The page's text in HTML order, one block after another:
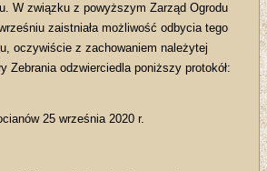
W związku z powyższym Zarząd Ogrodu
zaistniała możliwość odbycia tego
oczywiście z zachowaniem należytej
Zebrania odzwierciedla poniższy protokół:
września 2020 r.